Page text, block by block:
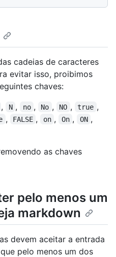
cadeias de caracteres
evitar isso, proibimos
chaves:
, N , no , No , NO , true ,
, FALSE , on , On , ON ,
as chaves
pelo menos um
markdown
devem aceitar a entrada
pelo menos um dos